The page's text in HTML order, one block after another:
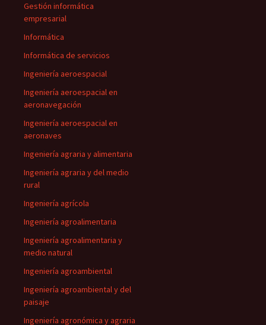
Gestión informática
empresarial
Informática
Informática de servicios
Ingeniería aeroespacial
Ingeniería aeroespacial en
aeronavegación
Ingeniería aeroespacial en
aeronaves
Ingeniería agraria y alimentaria
Ingeniería agraria y del medio
rural
Ingeniería agrícola
Ingeniería agroalimentaria
Ingeniería agroalimentaria y
medio natural
Ingeniería agroambiental
Ingeniería agroambiental y del
paisaje
Ingeniería agronómica y agraria